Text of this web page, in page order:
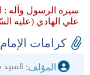
سيرة الرسول وآله :
علي الهادي (عليه
كرامات
المؤلف: